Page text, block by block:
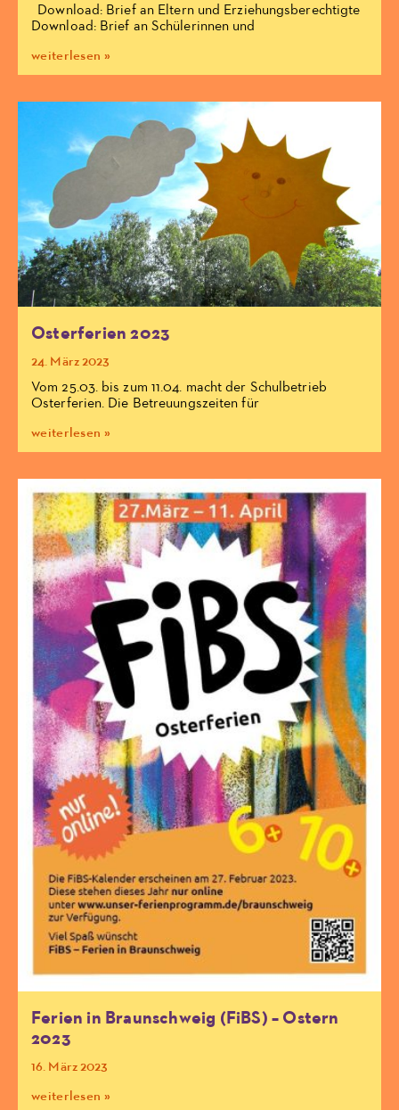
Download: Brief an Eltern und Erziehungsberechtigte
Download: Brief an Schülerinnen und
weiterlesen »
Osterferien 2023
24. März 2023
Vom 25.03. bis zum 11.04. macht der Schulbetrieb
Osterferien. Die Betreuungszeiten für
weiterlesen »
Ferien in Braunschweig (FiBS) – Ostern
2023
16. März 2023
weiterlesen »